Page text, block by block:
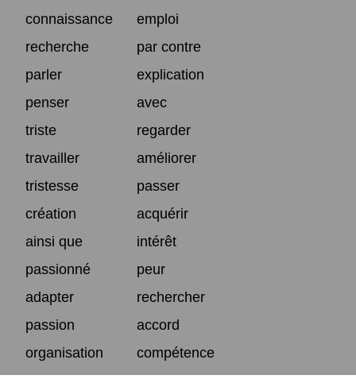
connaissance
emploi
recherche
par contre
parler
explication
penser
avec
triste
regarder
travailler
améliorer
tristesse
passer
création
acquérir
ainsi que
intérêt
passionné
peur
adapter
rechercher
passion
accord
organisation
compétence